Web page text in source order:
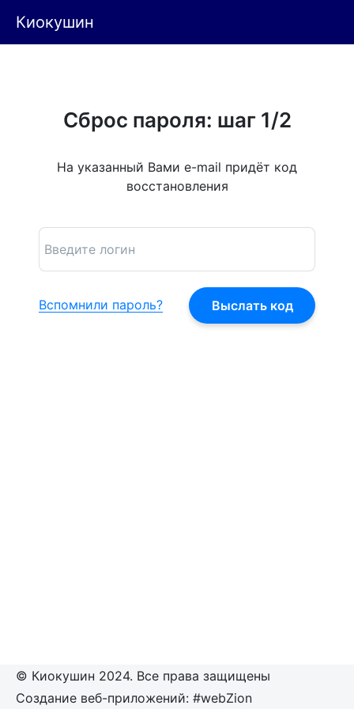
Киокушин
Сброс пароля: шаг 1/2
На указанный Вами e-mail придёт код
восстановления
Вспомнили пароль?
© Киокушин 2024. Все права защищены
Создание веб-приложений: #webZion